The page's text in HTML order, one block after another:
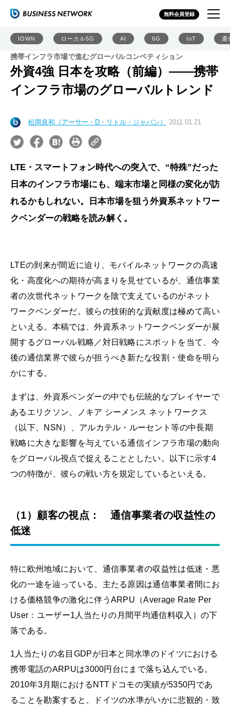
無料会員登録
IOWN ローカル5G AI 6G IoT 通
携帯インフラ市場で進むグローバルコンペティション
外資4強 日本を攻略（前編）――携帯
インフラ市場のグローバルトレンド
松岡良和（アーサー・D・リトル・ジャパン） 2011.01.21
LTE・スマートフォン時代への突入で、“特殊”だった
日本のインフラ市場にも、端末市場と同様の変化が訪
れるかもしれない。日本市場を狙う外資系ネットワー
クベンダーの戦略を読み解く。
LTEの到来が間近に迫り、モバイルネットワークの高速
化・高度化への期待が高まりを見せているが、通信事業
者の次世代ネットワークを陰で支えているのがネット
ワークベンダーだ。彼らの技術的な貢献度は極めて高い
といえる。本稿では、外資系ネットワークベンダーが展
開するグローバル戦略／対日戦略にスポットを当て、今
後の通信業界で彼らが担うべき新たな役割・使命を明ら
かにする。
まずは、外資系ベンダーの中でも伝統的なプレイヤーで
あるエリクソン、ノキア シーメンス ネットワークス
（以下、NSN）、アルカテル・ルーセント等の中長期
戦略に大きな影響を与えている通信インフラ市場の動向
をグローバル視点で捉えることとしたい。以下に示す4
つの特徴が、彼らの戦い方を規定しているといえる。
（1）顧客の視点： 通信事業者の収益性の
低迷
特に欧州地域において、通信事業者の収益性は低迷・悪
化の一途を辿っている。主たる原因は通信事業者間にお
ける価格競争の激化に伴うARPU（Average Rate Per
User：ユーザー1人当たりの月間平均通信料収入）の下
落である。
1人当たりの名目GDPが日本と同水準のドイツにおける
携帯電話のARPUは3000円台にまで落ち込んでいる。
2010年3月期におけるNTTドコモの実績が5350円であ
ることを勘案すると、ドイツの水準がいかに悲観的・致